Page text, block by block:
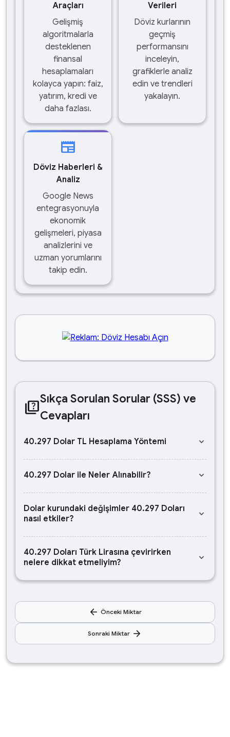
Araçları
Gelişmiş
algoritmalarla
desteklenen
finansal
hesaplamaları
kolayca yapın: faiz,
yatırım, kredi ve
daha fazlası.
Verileri
Döviz kurlarının
geçmiş
performansını
inceleyin,
grafiklerle analiz
edin ve trendleri
yakalayın.
newspaper
Döviz Haberleri &
Analiz
Google News
entegrasyonuyla
ekonomik
gelişmeleri, piyasa
analizlerini ve
uzman yorumlarını
takip edin.
quizSıkça Sorulan Sorular (SSS) ve
Cevapları
40.297 Dolar TL Hesaplama Yöntemi keyboard_arrow_down
40.297 Dolar ile Neler Alınabilir? keyboard_arrow_down
Dolar kurundaki değişimler 40.297 Doları
nasıl etkiler?
keyboard_arrow_down
40.297 Doları Türk Lirasına çevirirken
nelere dikkat etmeliyim?
keyboard_arrow_down
arrow_back Önceki Miktar
Sonraki Miktar arrow_forward